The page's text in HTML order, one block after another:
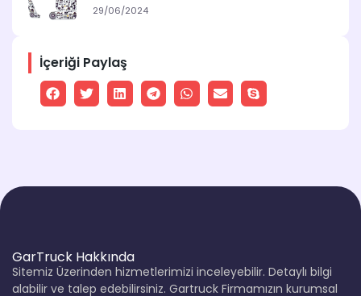
29/06/2024
İçeriği Paylaş
GarTruck Hakkında
Sitemiz Üzerinden hizmetlerimizi inceleyebilir. Detaylı bilgi
alabilir ve talep edebilirsiniz. Gartruck Firmamızın kurumsal